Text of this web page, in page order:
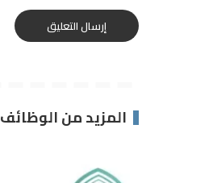
المزيد من الوظائف